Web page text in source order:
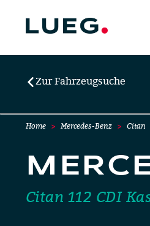
Zur Fahrzeugsuche
Home Mercedes-Benz Citan
Citan 112 CDI